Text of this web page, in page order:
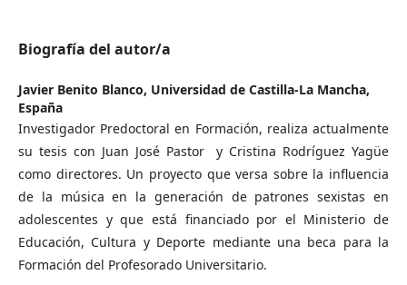
Biografía del autor/a
Javier Benito Blanco, Universidad de Castilla-La Mancha,
España
Investigador Predoctoral en Formación, realiza actualmente
su tesis con Juan José Pastor y Cristina Rodríguez Yagüe
como directores. Un proyecto que versa sobre la influencia
de la música en la generación de patrones sexistas en
adolescentes y que está financiado por el Ministerio de
Educación, Cultura y Deporte mediante una beca para la
Formación del Profesorado Universitario.